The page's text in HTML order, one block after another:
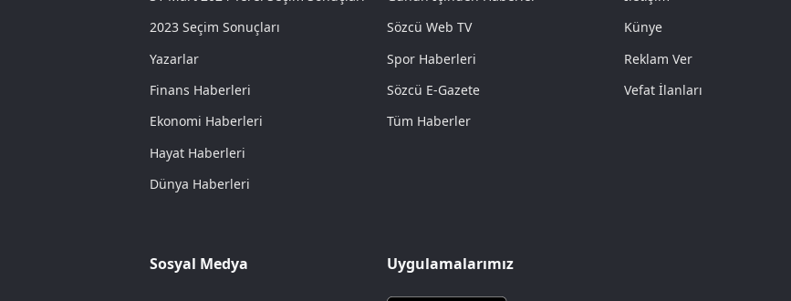
2023 Seçim Sonuçları
Yazarlar
Finans Haberleri
Ekonomi Haberleri
Hayat Haberleri
Dünya Haberleri
Sözcü Web TV
Spor Haberleri
Sözcü E-Gazete
Tüm Haberler
Künye
Reklam Ver
Vefat İlanları
Sosyal Medya Uygulamalarımız